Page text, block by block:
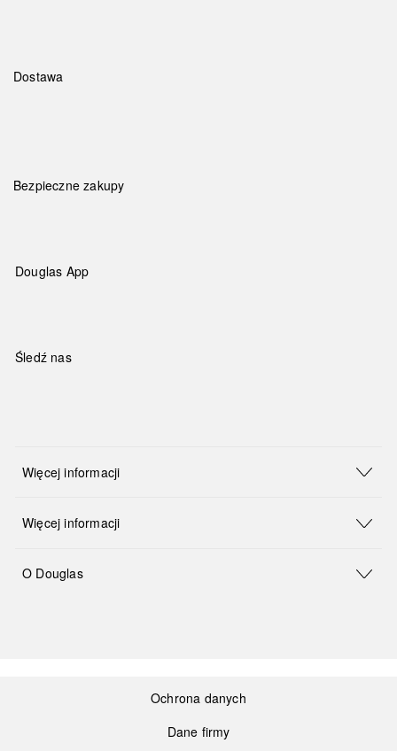
Dostawa
Bezpieczne zakupy
Douglas App
Śledź nas
Więcej informacji
Więcej informacji
O Douglas
Ochrona danych
Dane firmy